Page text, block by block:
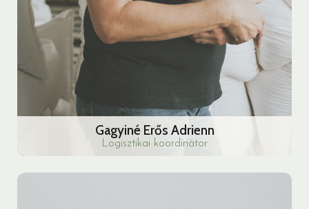
Gagyiné Erős Adrienn
Logisztikai koordinátor